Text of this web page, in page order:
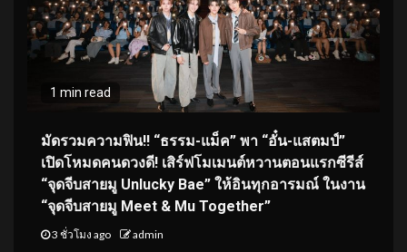
1 min read
มัดรวมความฟิน!! “ธรรม-แม็ค” พา “อั๋น-แสตมป์”
เปิดโหมดคนดวงดี! เสิร์ฟโมเมนต์หวานตอนแรกซีรีส์
“จุดจีบสายมู Unlucky Bae” ให้อินทุกอารมณ์ ในงาน
“จุดจีบสายมู Meet & Mu Together”
3 ชั่วโมง ago admin